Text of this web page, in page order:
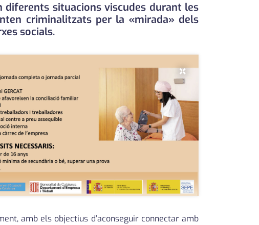
diferents situacions viscudes durant les
criminalitzats per la «mirada» dels
socials.
×
amb els objectius d’aconseguir connectar amb